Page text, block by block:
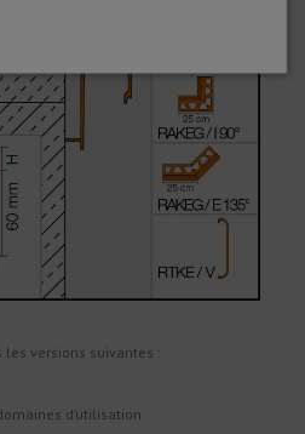
versions suivantes :
d’utilisation :